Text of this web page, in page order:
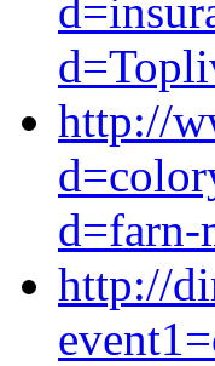
http://
d=farn-
http://